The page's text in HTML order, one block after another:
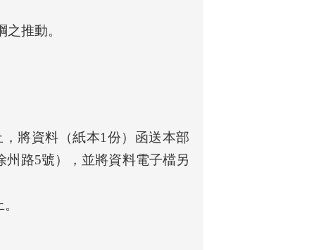
推動。
，將資料（紙本1份）函送本部
州路5號），並將資料電子檔另